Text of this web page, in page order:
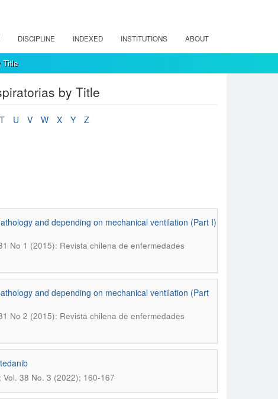
DISCIPLINE INDEXED INSTITUTIONS ABOUT
Title
by Title
T U V W X Y Z
and depending on mechanical ventilation (Part I)
No 1 (2015): Revista chilena de enfermedades
and depending on mechanical ventilation (Part
No 2 (2015): Revista chilena de enfermedades
38 No. 3 (2022); 160-167